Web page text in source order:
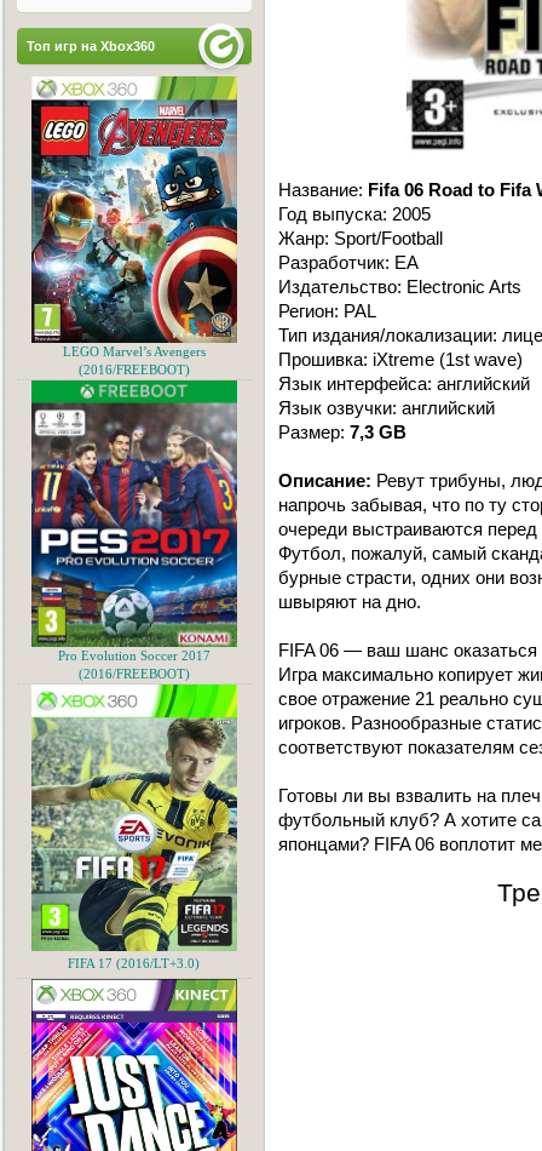
Название: Fifa 06 Road to Fifa
Год выпуска: 2005
Жанр: Sport/Football
Разработчик: EA
Издательство: Electronic Arts
Регион: PAL
Тип издания/локализации:
Прошивка: iXtreme (1st wave)
Язык интерфейса: английский
Язык озвучки: английский
Размер: 7,3 GB
Описание: Ревут трибуны,
напрочь забывая, что по ту
очереди выстраиваются перед
Футбол, пожалуй, самый
бурные страсти, одних они
швыряют на дно.
FIFA 06 — ваш шанс
Игра максимально копирует
свое отражение 21 реально
игроков. Разнообразные
соответствуют показателям
Готовы ли вы взвалить на
футбольный клуб? А хотите
японцами? FIFA 06 воплотит
Топ игр на Xbox360
LEGO Marvel’s Avengers
(2016/FREEBOOT)
Pro Evolution Soccer 2017
(2016/FREEBOOT)
FIFA 17 (2016/LT+3.0)